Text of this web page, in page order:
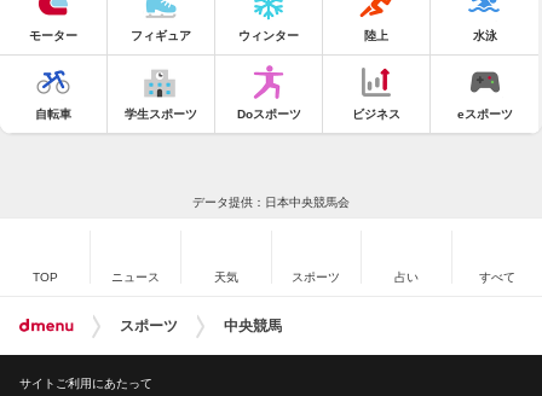
モーター フィギュア ウィンター 陸上 水泳
自転車 学生スポーツ Doスポーツ ビジネス eスポーツ
データ提供：日本中央競馬会
TOP ニュース 天気 スポーツ 占い すべて
スポーツ 中央競馬
サイトご利用にあたって